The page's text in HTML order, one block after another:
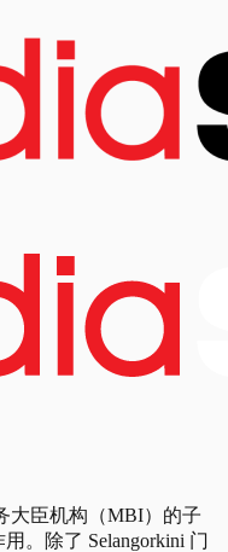
大臣机构（MBI）的子
。除了 Selangorkini 门